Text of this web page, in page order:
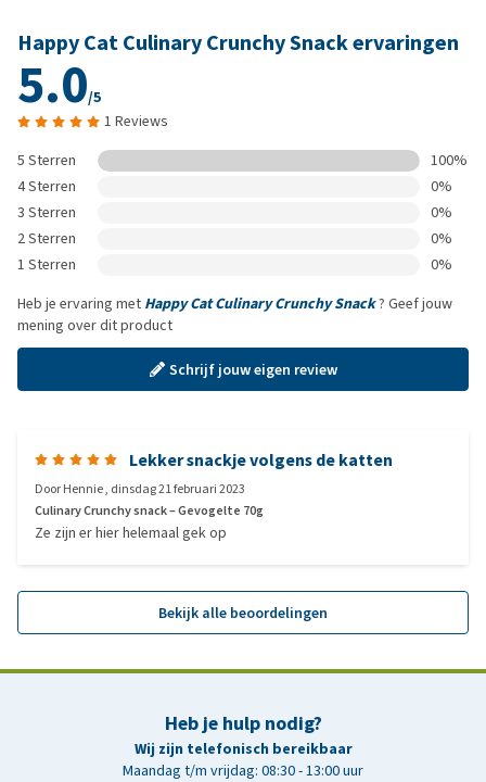
Happy Cat Culinary Crunchy Snack ervaringen
5.0/5
1 Reviews
5 Sterren
100%
4 Sterren
0%
3 Sterren
0%
2 Sterren
0%
1 Sterren
0%
Heb je ervaring met Happy Cat Culinary Crunchy Snack? Geef jouw
mening over dit product
Schrijf jouw eigen review
Lekker snackje volgens de katten
DoorHennie, dinsdag 21 februari 2023
Culinary Crunchy snack – Gevogelte 70g
Ze zijn er hier helemaal gek op
Bekijk alle beoordelingen
Heb je hulp nodig?
Wij zijn telefonisch bereikbaar
Maandag t/m vrijdag: 08:30 - 13:00 uur